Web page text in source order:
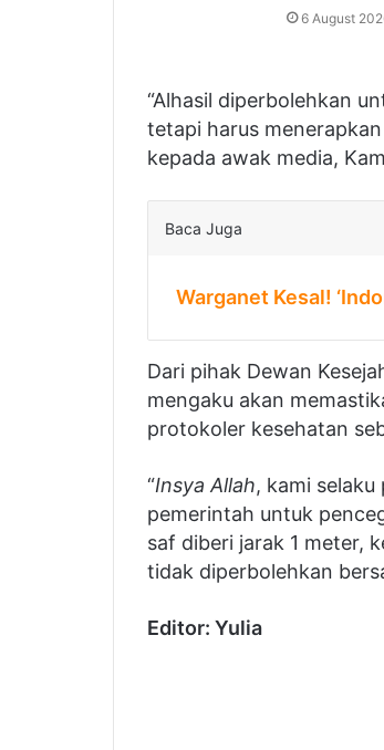
6 August
“Alhasil diperbolehkan
tetapi harus
kepada awak media,
Baca Juga
Warganet Kesal!
Dari pihak Dewan
mengaku akan
protokoler kesehatan
“Insya Allah, kami
pemerintah untuk
saf diberi jarak 1 meter,
tidak diperbolehkan
Editor: Yulia